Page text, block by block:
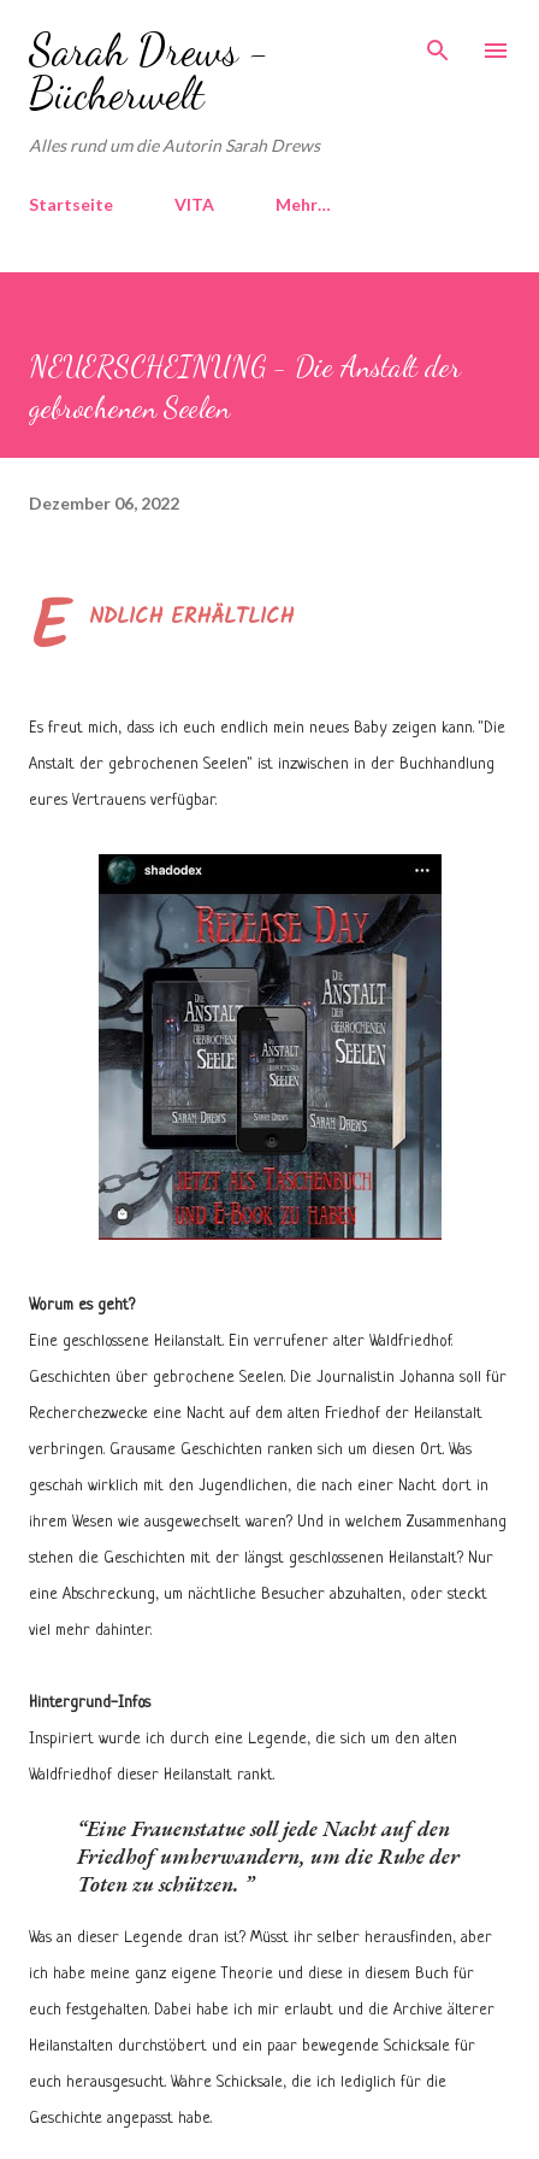
Sarah Drews -
Bücherwelt
Alles rund um die Autorin Sarah Drews
Startseite VITA Mehr…
NEUERSCHEINUNG - Die Anstalt der
gebrochenen Seelen
Dezember 06, 2022
E NDLICH ERHÄLTLICH
Es freut mich, dass ich euch endlich mein neues Baby zeigen kann. "Die
Anstalt der gebrochenen Seelen" ist inzwischen in der Buchhandlung
eures Vertrauens verfügbar.
Worum es geht?
Eine geschlossene Heilanstalt. Ein verrufener alter Waldfriedhof.
Geschichten über gebrochene Seelen. Die Journalistin Johanna soll für
Recherchezwecke eine Nacht auf dem alten Friedhof der Heilanstalt
verbringen. Grausame Geschichten ranken sich um diesen Ort. Was
geschah wirklich mit den Jugendlichen, die nach einer Nacht dort in
ihrem Wesen wie ausgewechselt waren? Und in welchem Zusammenhang
stehen die Geschichten mit der längst geschlossenen Heilanstalt? Nur
eine Abschreckung, um nächtliche Besucher abzuhalten, oder steckt
viel mehr dahinter.
Hintergrund-Infos
Inspiriert wurde ich durch eine Legende, die sich um den alten
Waldfriedhof dieser Heilanstalt rankt.
Eine Frauenstatue soll jede Nacht auf den
Friedhof umherwandern, um die Ruhe der
Toten zu schützen.
Was an dieser Legende dran ist? Müsst ihr selber herausfinden, aber
ich habe meine ganz eigene Theorie und diese in diesem Buch für
euch festgehalten. Dabei habe ich mir erlaubt und die Archive älterer
Heilanstalten durchstöbert und ein paar bewegende Schicksale für
euch herausgesucht. Wahre Schicksale, die ich lediglich für die
Geschichte angepasst habe.